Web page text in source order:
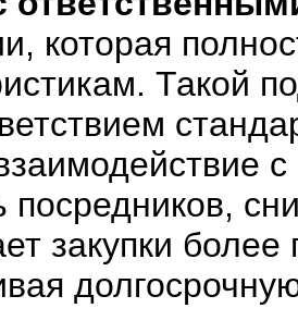
которая
Такой
посредников,
закупки